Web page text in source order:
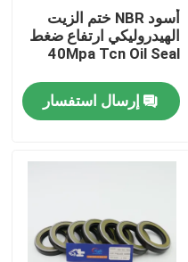
أسود NBR ختم الزيت
الهيدروليكي ارتفاع ضغط
40Mpa Tcn Oil Seal
إرسال استفسار